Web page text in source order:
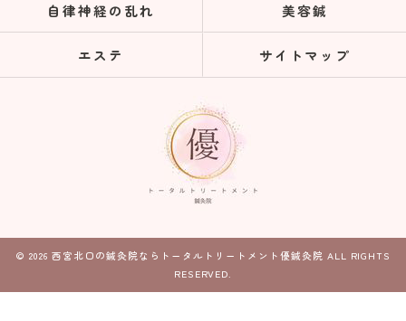
自律神経の乱れ 美容鍼
エステ サイトマップ
© 2026 西宮北口の鍼灸院ならトータルトリートメント優鍼灸院 ALL RIGHTS
RESERVED.